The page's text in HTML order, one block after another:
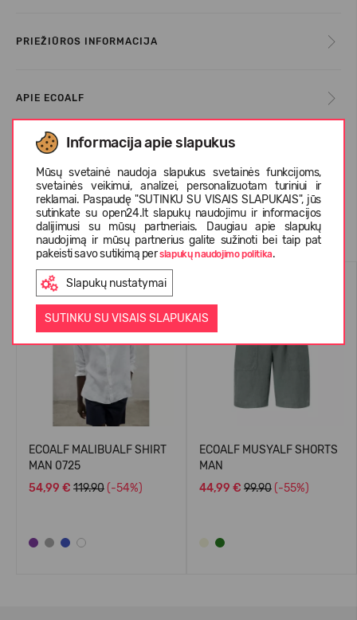
Informacija apie slapukus
Mūsų svetainė naudoja slapukus svetainės funkcijoms,
svetainės veikimui, analizei, personalizuotam turiniui ir
reklamai. Paspaudę "SUTINKU SU VISAIS SLAPUKAIS", jūs
sutinkate su open24.lt slapukų naudojimu ir informacijos
dalijimusi su mūsų partneriais. Daugiau apie slapukų
naudojimą ir mūsų partnerius galite sužinoti bei taip pat
pakeisti savo sutikimą perslapukų naudojimo politika.
Slapukų nustatymai
SUTINKU SU VISAIS SLAPUKAIS
PRIEŽIŪROS INFORMACIJA
APIE ECOALF
KLIENTŲ ATSILIEPIMAI (0)
Panašios prekės
-54%
VASARAI
ECOALF MALIBUALF SHIRT
MAN 0725
54,99 € 119.90 (-54%)
ECOALF MUSYALF SHORTS
MAN
44,99 € 99.90 (-55%)